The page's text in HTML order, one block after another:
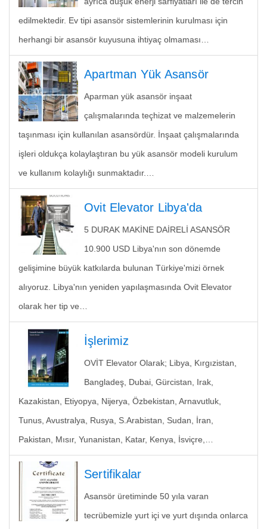
edilmektedir. Ev tipi asansör sistemlerinin kurulması için
herhangi bir asansör kuyusuna ihtiyaç olmaması…
Apartman Yük Asansör
Aparman yük asansör inşaat
çalışmalarında teçhizat ve malzemelerin
taşınması için kullanılan asansördür. İnşaat çalışmalarında
işleri oldukça kolaylaştıran bu yük asansör modeli kurulum
ve kullanım kolaylığı sunmaktadır.…
Ovit Elevator Libya'da
5 DURAK MAKİNE DAİRELİ ASANSÖR
10.900 USD Libya'nın son dönemde
gelişimine büyük katkılarda bulunan Türkiye'mizi örnek
alıyoruz. Libya'nın yeniden yapılaşmasında Ovit Elevator
olarak her tip ve…
İşlerimiz
OVİT Elevator Olarak; Libya, Kırgızistan,
Bangladeş, Dubai, Gürcistan, Irak,
Kazakistan, Etiyopya, Nijerya, Özbekistan, Arnavutluk,
Tunus, Avustralya, Rusya, S.Arabistan, Sudan, İran,
Pakistan, Mısır, Yunanistan, Katar, Kenya, İsviçre,…
Sertifikalar
Asansör üretiminde 50 yıla varan
tecrübemizle yurt içi ve yurt dışında onlarca